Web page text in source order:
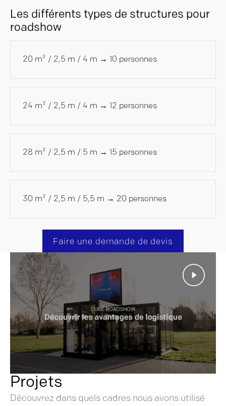
Les différents types de structures pour
roadshow
20 m² / 2,5 m / 4 m → 10 personnes
24 m² / 2,5 m / 4 m → 12 personnes
28 m² / 2,5 m / 5 m → 15 personnes
30 m² / 2,5 m / 5,5 m → 20 personnes
Faire une demande de devis
Projets
Découvrez dans quels cadres nous avons utilisé